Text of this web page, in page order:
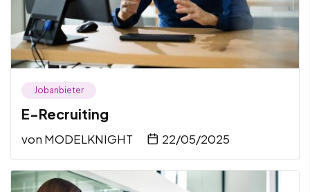
Jobanbieter
E-Recruiting
von MODELKNIGHT 22/05/2025